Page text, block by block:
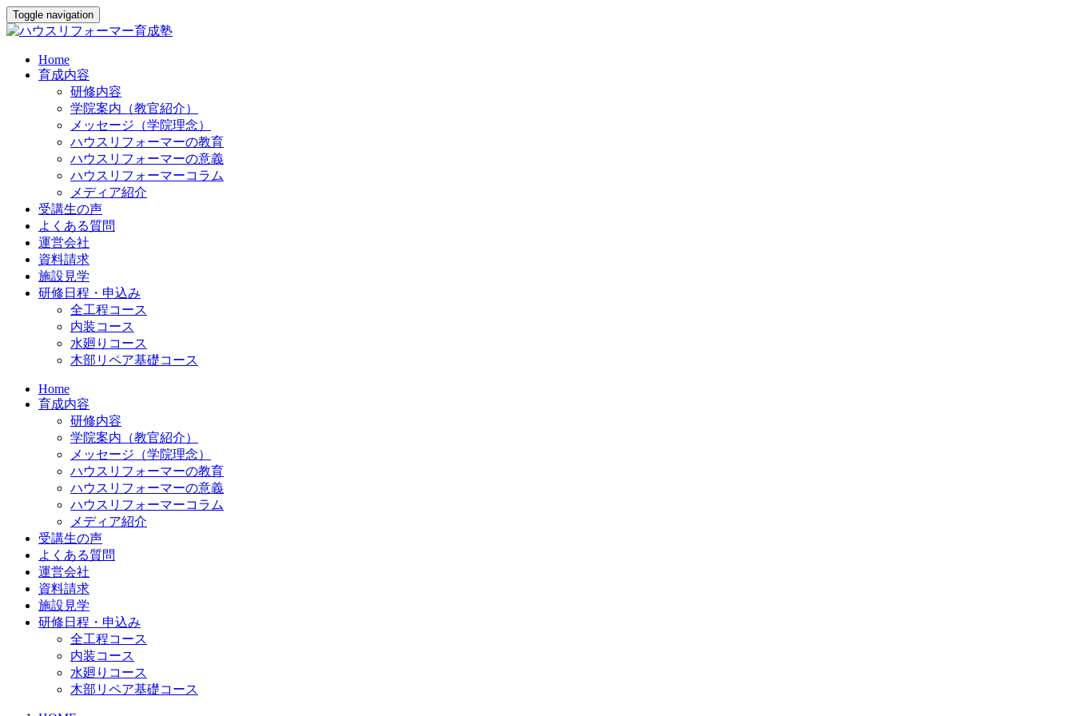
Toggle navigation
Home
育成内容
研修内容
学院案内（教官紹介）
メッセージ（学院理念）
ハウスリフォーマーの教育
ハウスリフォーマーの意義
ハウスリフォーマーコラム
メディア紹介
受講生の声
よくある質問
運営会社
資料請求
施設見学
研修日程・申込み
全工程コース
内装コース
水廻りコース
木部リペア基礎コース
Home
育成内容
研修内容
学院案内（教官紹介）
メッセージ（学院理念）
ハウスリフォーマーの教育
ハウスリフォーマーの意義
ハウスリフォーマーコラム
メディア紹介
受講生の声
よくある質問
運営会社
資料請求
施設見学
研修日程・申込み
全工程コース
内装コース
水廻りコース
木部リペア基礎コース